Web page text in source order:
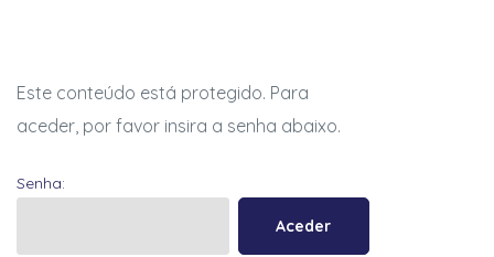
Este conteúdo está protegido. Para
aceder, por favor insira a senha abaixo.
Senha: